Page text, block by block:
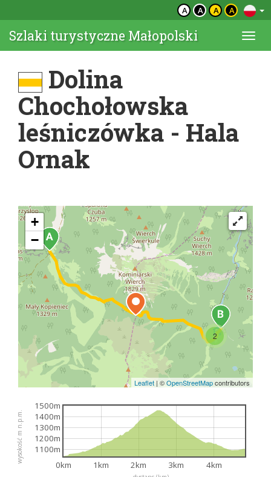
A A A A
Szlaki turystyczne Małopolski
Dolina
Chochołowska
leśniczówka - Hala
Ornak
2
+
−
Leaflet | ©OpenStreetMapcontributors
wysokość m n.p.m.
0km 1km 2km 3km 4km
1100m
1200m
1300m
1400m
1500m